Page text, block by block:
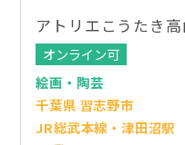
アトリエこうたき
オンライン可
絵画・陶芸
千葉県 習志野市
JR総武本線・津田沼駅